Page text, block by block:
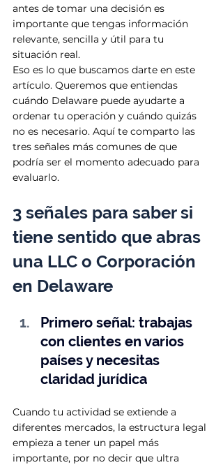
antes de tomar una decisión es
importante que tengas información
relevante, sencilla y útil para tu
situación real.
Eso es lo que buscamos darte en este
artículo. Queremos que entiendas
cuándo Delaware puede ayudarte a
ordenar tu operación y cuándo quizás
no es necesario. Aquí te comparto las
tres señales más comunes de que
podría ser el momento adecuado para
evaluarlo.
3 señales para saber si
tiene sentido que abras
una LLC o Corporación
en Delaware
Primero señal: trabajas
con clientes en varios
países y necesitas
claridad jurídica
Cuando tu actividad se extiende a
diferentes mercados, la estructura legal
empieza a tener un papel más
importante, por no decir que ultra